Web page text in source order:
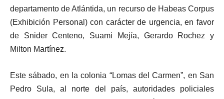
departamento de Atlántida, un recurso de Habeas Corpus
(Exhibición Personal) con carácter de urgencia, en favor
de Snider Centeno, Suami Mejía, Gerardo Rochez y
Milton Martínez.
Este sábado, en la colonia “Lomas del Carmen”, en San
Pedro Sula, al norte del país, autoridades policiales